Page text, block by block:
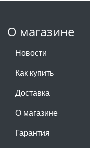
О магазине
Новости
Как купить
Доставка
О магазине
Гарантия